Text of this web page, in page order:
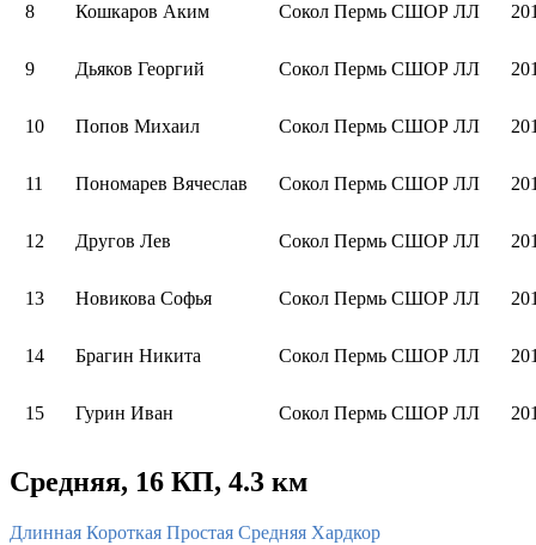
8 Кошкаров Аким Сокол Пермь СШОР ЛЛ
9 Дьяков Георгий Сокол Пермь СШОР ЛЛ
10 Попов Михаил Сокол Пермь СШОР ЛЛ
11 Пономарев Вячеслав Сокол Пермь СШОР ЛЛ
12 Другов Лев Сокол Пермь СШОР ЛЛ
13 Новикова Софья Сокол Пермь СШОР ЛЛ
14 Брагин Никита Сокол Пермь СШОР ЛЛ
15 Гурин Иван Сокол Пермь СШОР ЛЛ
Средняя, 16 КП, 4.3 км
Длинная Короткая Простая Средняя Хардкор